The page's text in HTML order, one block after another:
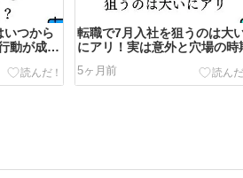
いつから
動が成功
転職で7月入社を狙うのは大
にアリ！実は意外と穴場の時
5ヶ月前